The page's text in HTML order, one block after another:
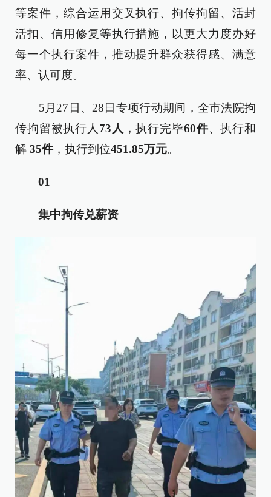
等案件，综合运用交叉执行、拘传拘留、活封
活扣、信用修复等执行措施，以更大力度办好
每一个执行案件，推动提升群众获得感、满意
率、认可度。
5月27日、28日专项行动期间，全市法院拘
传拘留被执行人 73人 ，执行完毕60件、执行和
解 35件 ，执行到位451.85万元。
01
集中拘传兑薪资